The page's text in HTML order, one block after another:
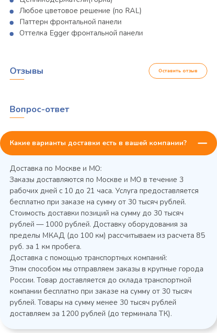
Любое цветовое решение (по RAL)
Паттерн фронтальной панели
Оттелка Egger фронтальной панели
Колода разрубочная КР-5/5
Отзывы Оставить отзыв
Вопрос-ответ
Какие варианты доставки есть в вашей компании?
Доставка по Москве и МО:
Заказы доставляются по Москве и МО в течение 3
рабочих дней с 10 до 21 часа. Услуга предоставляется
бесплатно при заказе на сумму от 30 тысяч рублей.
Стоимость доставки позиций на сумму до 30 тысяч
рублей — 1000 рублей. Доставку оборудования за
пределы МКАД (до 100 км) рассчитываем из расчета 85
руб. за 1 км пробега.
Доставка с помощью транспортных компаний:
Этим способом мы отправляем заказы в крупные города
России. Товар доставляется до склада транспортной
компании бесплатно при заказе на сумму от 30 тысяч
рублей. Товары на сумму менее 30 тысяч рублей
доставляем за 1200 рублей (до терминала ТК).